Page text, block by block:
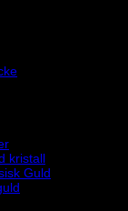
kristall
Guld